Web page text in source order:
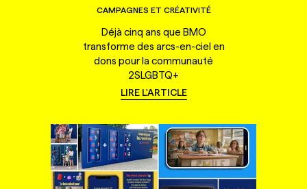
CAMPAGNES ET CRÉATIVITÉ
Déjà cinq ans que BMO
transforme des arcs-en-ciel en
dons pour la communauté
2SLGBTQ+
LIRE L'ARTICLE